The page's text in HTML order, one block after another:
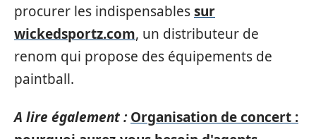
procurer les indispensablessur
wickedsportz.com, un distributeur de
renom qui propose des équipements de
paintball.
A lire également : Organisation de concert :